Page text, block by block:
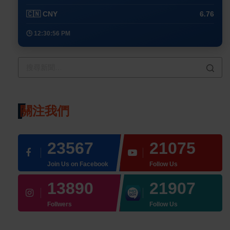
🇨🇳 CNY 6.76
🕒 12:30:56 PM
關注我們
23567
Join Us on Facebook
21075
Follow Us
13890
Follwers
21907
Follow Us